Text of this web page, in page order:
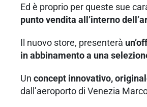
Ed è proprio per queste sue
punto vendita all’interno
Il nuovo store, presenterà
in abbinamento a una
Un concept innovativo,
dall’aeroporto di Venezia